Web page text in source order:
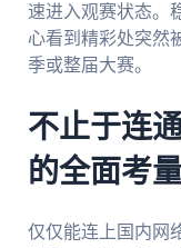
速进入观赛状态。
心看到精彩处突然
季或整届大赛。
不止于连
的全面考
仅仅能连上国内网